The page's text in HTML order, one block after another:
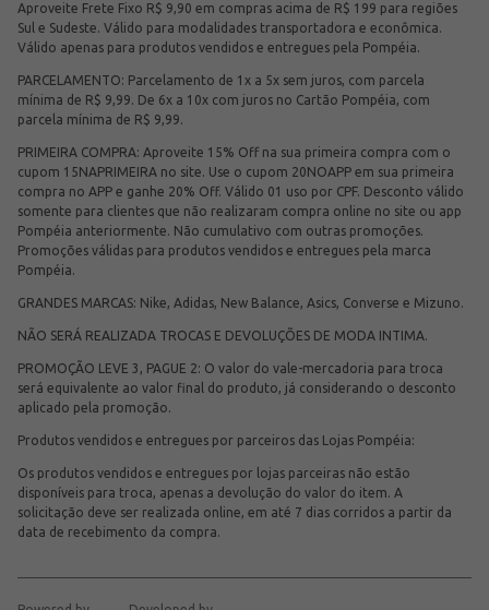
Aproveite Frete Fixo R$ 9,90 em compras acima de R$ 199 para regiões
Sul e Sudeste. Válido para modalidades transportadora e econômica.
Válido apenas para produtos vendidos e entregues pela Pompéia.
PARCELAMENTO: Parcelamento de 1x a 5x sem juros, com parcela
mínima de R$ 9,99. De 6x a 10x com juros no Cartão Pompéia, com
parcela mínima de R$ 9,99.
PRIMEIRA COMPRA: Aproveite 15% Off na sua primeira compra com o
cupom 15NAPRIMEIRA no site. Use o cupom 20NOAPP em sua primeira
compra no APP e ganhe 20% Off. Válido 01 uso por CPF. Desconto válido
somente para clientes que não realizaram compra online no site ou app
Pompéia anteriormente. Não cumulativo com outras promoções.
Promoções válidas para produtos vendidos e entregues pela marca
Pompéia.
GRANDES MARCAS: Nike, Adidas, New Balance, Asics, Converse e Mizuno.
NÃO SERÁ REALIZADA TROCAS E DEVOLUÇÕES DE MODA INTIMA.
PROMOÇÃO LEVE 3, PAGUE 2: O valor do vale-mercadoria para troca
será equivalente ao valor final do produto, já considerando o desconto
aplicado pela promoção.
Produtos vendidos e entregues por parceiros das Lojas Pompéia:
Os produtos vendidos e entregues por lojas parceiras não estão
disponíveis para troca, apenas a devolução do valor do item. A
solicitação deve ser realizada online, em até 7 dias corridos a partir da
data de recebimento da compra.